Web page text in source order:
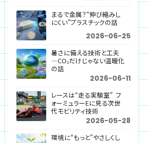
まるで金属？“伸び縮みし
にくい”プラスチックの話
2026-06-25
暑さに備える技術と工夫
―CO₂だけじゃない温暖化
の話
2026-06-11
レースは“走る実験室” フ
ォーミュラーEに見る次世
代モビリティ技術
2026-05-28
環境に“もっと”やさしくし